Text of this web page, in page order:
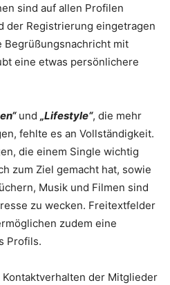
sind auf allen Profilen
der Registrierung eingetragen
Begrüßungsnachricht mit
eine etwas persönlichere
und „Lifestyle“, die mehr
fehlte es an Vollständigkeit.
die einem Single wichtig
zum Ziel gemacht hat, sowie
Musik und Filmen sind
zu wecken. Freitextfelder
zudem eine
Profils.
Kontaktverhalten der Mitglieder